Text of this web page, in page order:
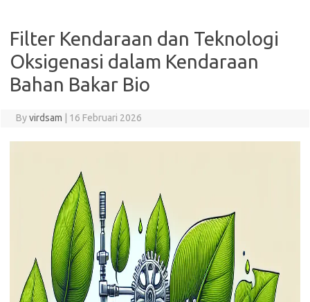
Filter Kendaraan dan Teknologi
Oksigenasi dalam Kendaraan
Bahan Bakar Bio
Byvirdsam 16 Februari 2026